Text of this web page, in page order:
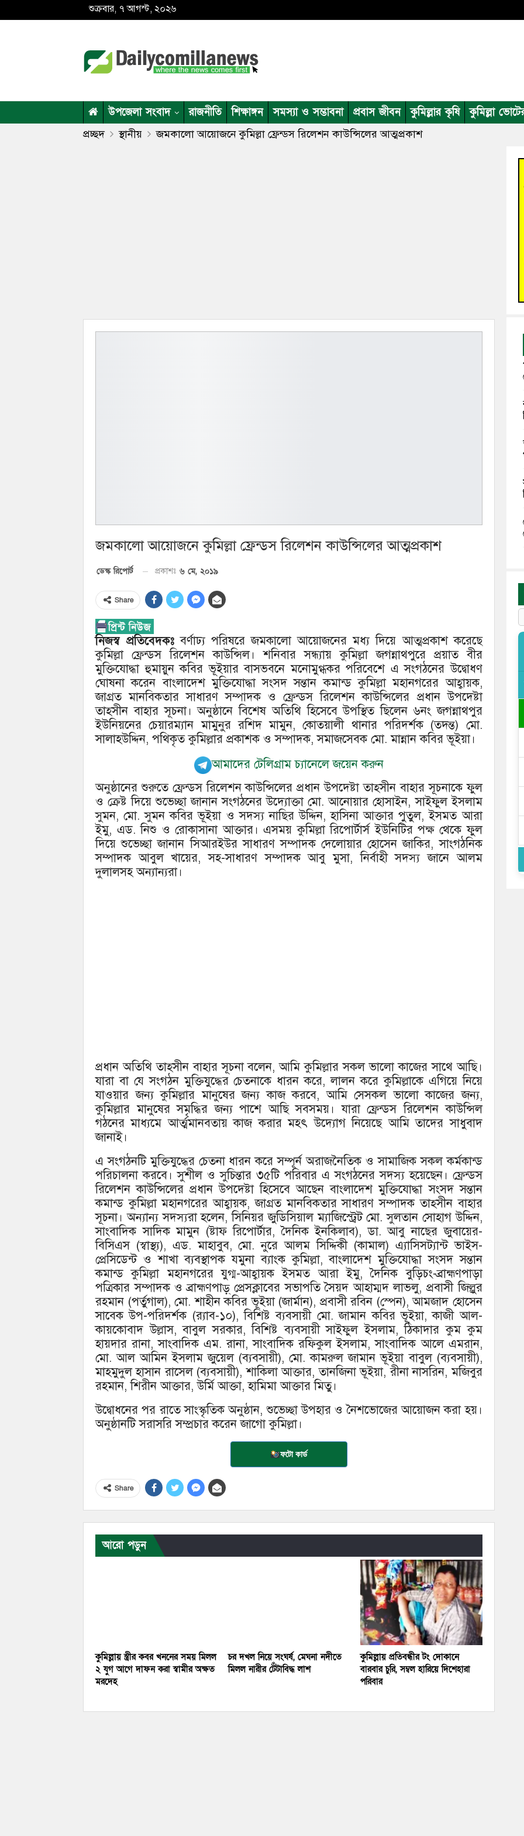
শুক্রবার, ৭ আগস্ট, ২০২৬
উপজেলা সংবাদ রাজনীতি শিক্ষাঙ্গন সমস্যা ও সম্ভাবনা প্রবাস জীবন কুমিল্লার কৃষি কুমিল্লা
প্রচ্ছদ স্থানীয় জমকালো আয়োজনে কুমিল্লা ফ্রেন্ডস রিলেশন কাউন্সিলের আত্মপ্রকাশ
জমকালো আয়োজনে কুমিল্লা ফ্রেন্ডস রিলেশন কাউন্সিলের আত্মপ্রকাশ
ডেস্ক রিপোর্ট প্রকাশঃ ৬ মে, ২০১৯
Share
নিজস্ব প্রতিবেদকঃ বর্ণাঢ্য পরিষরে জমকালো আয়োজনের মধ্য দিয়ে আত্মপ্রকাশ করেছে
কুমিল্লা ফ্রেন্ডস রিলেশন কাউন্সিল। শনিবার সন্ধ্যায় কুমিল্লা জগন্নাথপুরে প্রয়াত বীর
মুক্তিযোদ্ধা হুমায়ুন কবির ভূইয়ার বাসভবনে মনোমুগ্ধকর পরিবেশে এ সংগঠনের উদ্বোধণ
ঘোষনা করেন বাংলাদেশ মুক্তিযোদ্ধা সংসদ সন্তান কমান্ড কুমিল্লা মহানগরের আহ্বায়ক,
জাগ্রত মানবিকতার সাধারণ সম্পাদক ও ফ্রেন্ডস রিলেশন কাউন্সিলের প্রধান উপদেষ্টা
তাহ্সীন বাহার সূচনা। অনুষ্ঠানে বিশেষ অতিথি হিসেবে উপস্থিত ছিলেন ৬নং জগন্নাথপুর
ইউনিয়নের চেয়ারম্যান মামুনুর রশিদ মামুন, কোতয়ালী থানার পরিদর্শক (তদন্ত) মো.
সালাহউদ্দিন, পথিকৃত কুমিল্লার প্রকাশক ও সম্পাদক, সমাজসেবক মো. মান্নান কবির ভূইয়া।
আমাদের টেলিগ্রাম চ্যানেলে জয়েন করুন
অনুষ্ঠানের শুরুতে ফ্রেন্ডস রিলেশন কাউন্সিলের প্রধান উপদেষ্টা তাহ্সীন বাহার সূচনাকে ফুল
ও ক্রেষ্ট দিয়ে শুভেচ্ছা জানান সংগঠনের উদ্যোক্তা মো. আনোয়ার হোসাইন, সাইফুল ইসলাম
সুমন, মো. সুমন কবির ভূইয়া ও সদস্য নাছির উদ্দিন, হাসিনা আক্তার পুতুল, ইসমত আরা
ইমু, এড. নিশু ও রোকাসানা আক্তার। এসময় কুমিল্লা রিপোর্টার্স ইউনিটির পক্ষ থেকে ফুল
দিয়ে শুভেচ্ছা জানান সিআরইউর সাধারণ সম্পাদক দেলোয়ার হোসেন জাকির, সাংগঠনিক
সম্পাদক আবুল খায়ের, সহ-সাধারণ সম্পাদক আবু মুসা, নির্বাহী সদস্য জানে আলম
দুলালসহ অন্যান্যরা।
প্রধান অতিথি তাহ্সীন বাহার সূচনা বলেন, আমি কুমিল্লার সকল ভালো কাজের সাথে আছি।
যারা বা যে সংগঠন মুক্তিযুদ্ধের চেতনাকে ধারন করে, লালন করে কুমিল্লাকে এগিয়ে নিয়ে
যাওয়ার জন্য কুমিল্লার মানুষের জন্য কাজ করবে, আমি সেসকল ভালো কাজের জন্য,
কুমিল্লার মানুষের সমৃদ্ধির জন্য পাশে আছি সবসময়। যারা ফ্রেন্ডস রিলেশন কাউন্সিল
গঠনের মাধ্যমে আর্ত্মমানবতায় কাজ করার মহৎ উদ্যোগ নিয়েছে আমি তাদের সাধুবাদ
জানাই।
এ সংগঠনটি মুক্তিযুদ্ধের চেতনা ধারন করে সম্পূর্ন অরাজনৈতিক ও সামাজিক সকল কর্মকান্ড
পরিচালনা করবে। সুশীল ও সুচিন্তার ৩৫টি পরিবার এ সংগঠনের সদস্য হয়েছেন। ফ্রেন্ডস
রিলেশন কাউন্সিলের প্রধান উপদেষ্টা হিসেবে আছেন বাংলাদেশ মুক্তিযোদ্ধা সংসদ সন্তান
কমান্ড কুমিল্লা মহানগরের আহ্বায়ক, জাগ্রত মানবিকতার সাধারণ সম্পাদক তাহ্সীন বাহার
সূচনা। অন্যান্য সদস্যরা হলেন, সিনিয়র জুডিসিয়াল ম্যাজিস্ট্রেট মো. সুলতান সোহাগ উদ্দিন,
সাংবাদিক সাদিক মামুন (ষ্টাফ রিপোর্টার, দৈনিক ইনকিলাব), ডা. আবু নাছের জুবায়ের-
বিসিএস (স্বাস্থ্য), এড. মাহাবুব, মো. নুরে আলম সিদ্দিকী (কামাল) এ্যাসিসট্যান্ট ভাইস-
প্রেসিডেন্ট ও শাখা ব্যবস্থাপক যমুনা ব্যাংক কুমিল্লা, বাংলাদেশ মুক্তিযোদ্ধা সংসদ সন্তান
কমান্ড কুমিল্লা মহানগরের যুগ্ম-আহ্বায়ক ইসমত আরা ইমু, দৈনিক বুড়িচং-ব্রাহ্মণপাড়া
পত্রিকার সম্পাদক ও ব্রাহ্মণপাড়্ প্রেসক্লাবের সভাপতি সৈয়দ আহাম্মদ লাভলু, প্রবাসী জিল্লুর
রহমান (পর্তুগাল), মো. শাহীন কবির ভূইয়া (জার্মান), প্রবাসী রবিন (স্পেন), আমজাদ হোসেন
সাবেক উপ-পরিদর্শক (র‌্যাব-১০), বিশিষ্ট ব্যবসায়ী মো. জামান কবির ভূইয়া, কাজী আল-
কায়কোবাদ উল্লাস, বাবুল সরকার, বিশিষ্ট ব্যবসায়ী সাইফুল ইসলাম, ঠিকাদার কুম কুম
হায়দার রানা, সাংবাদিক এম. রানা, সাংবাদিক রফিকুল ইসলাম, সাংবাদিক আলে এমরান,
মো. আল আমিন ইসলাম জুয়েল (ব্যবসায়ী), মো. কামরুল জামান ভূইয়া বাবুল (ব্যবসায়ী),
মাহমুদুল হাসান রাসেল (ব্যবসায়ী), শাকিলা আক্তার, তানজিনা ভূইয়া, রীনা নাসরিন, মজিবুর
রহমান, শিরীন আক্তার, উর্মি আক্তা, হামিমা আক্তার মিতু।
উদ্বোধনের পর রাতে সাংস্কৃতিক অনুষ্ঠান, শুভেচ্ছা উপহার ও নৈশভোজের আয়োজন করা হয়।
অনুষ্ঠানটি সরাসরি সম্প্রচার করেন জাগো কুমিল্লা।
ফটো কার্ড
Share
আরো পড়ুন
কুমিল্লায় স্ত্রীর কবর খননের সময় মিলল
২ যুগ আগে দাফন করা স্বামীর অক্ষত
মরদেহ
চর দখল নিয়ে সংঘর্ষ, মেঘনা নদীতে
মিলল নারীর টেঁটাবিদ্ধ লাশ
কুমিল্লায় প্রতিবন্ধীর টং দোকানে
বারবার চুরি, সম্বল হারিয়ে দিশেহারা
পরিবার